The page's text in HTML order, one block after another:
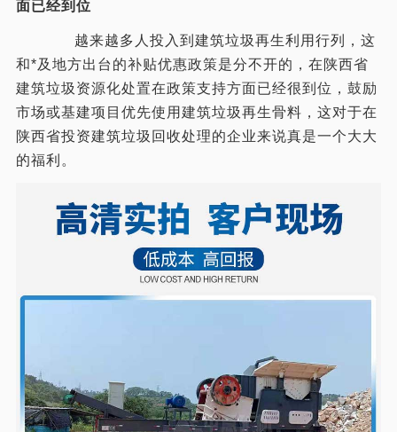
面已经到位
越来越多人投入到建筑垃圾再生利用行列，这
和*及地方出台的补贴优惠政策是分不开的，在陕西省
建筑垃圾资源化处置在政策支持方面已经很到位，鼓励
市场或基建项目优先使用建筑垃圾再生骨料，这对于在
陕西省投资建筑垃圾回收处理的企业来说真是一个大大
的福利。